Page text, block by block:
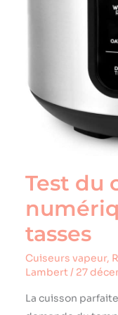
Test du
tasses
Cuiseurs vapeur,
Lambert/ 27
La cuisson